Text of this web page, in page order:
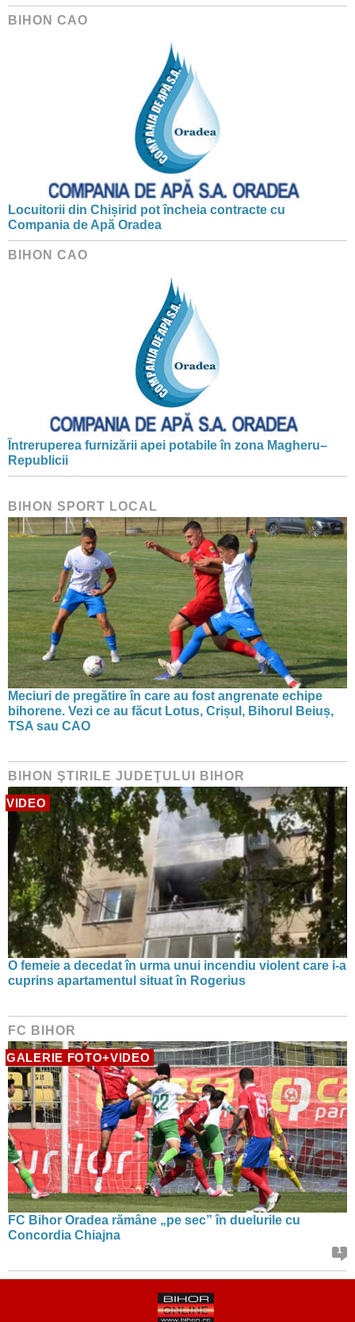
BIHON CAO
Locuitorii din Chișirid pot încheia contracte cu
Compania de Apă Oradea
BIHON CAO
Întreruperea furnizării apei potabile în zona Magheru–
Republicii
BIHON SPORT LOCAL
Meciuri de pregătire în care au fost angrenate echipe
bihorene. Vezi ce au făcut Lotus, Crișul, Bihorul Beiuș,
TSA sau CAO
BIHON ŞTIRILE JUDEŢULUI BIHOR
VIDEO
O femeie a decedat în urma unui incendiu violent care i-a
cuprins apartamentul situat în Rogerius
FC BIHOR
GALERIE FOTO+VIDEO
FC Bihor Oradea rămâne „pe sec” în duelurile cu
Concordia Chiajna
1